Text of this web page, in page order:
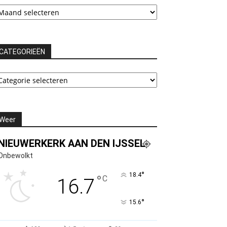
AAN DEN IJSSEL
16.7 °C 18.4°
15.6°